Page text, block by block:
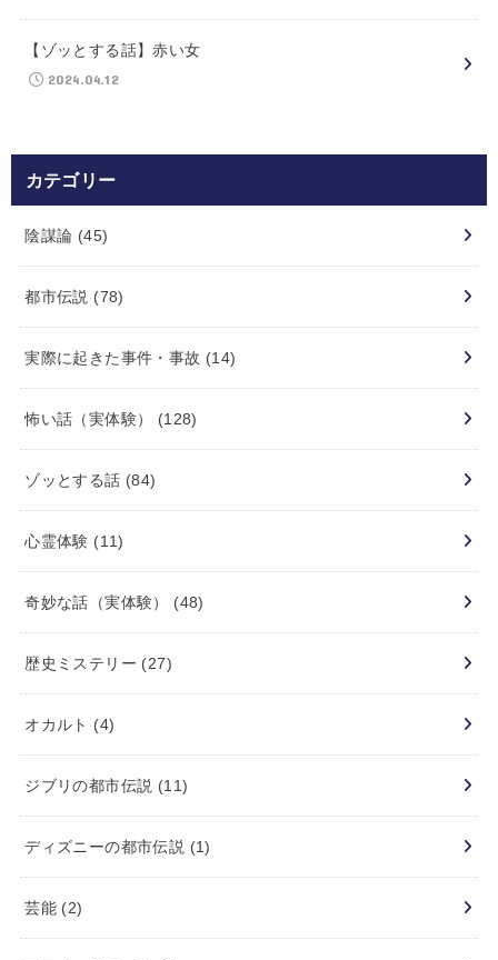
【ゾッとする話】赤い女
2024.04.12
カテゴリー
陰謀論 (45)
都市伝説 (78)
実際に起きた事件・事故 (14)
怖い話（実体験） (128)
ゾッとする話 (84)
心霊体験 (11)
奇妙な話（実体験） (48)
歴史ミステリー (27)
オカルト (4)
ジブリの都市伝説 (11)
ディズニーの都市伝説 (1)
芸能 (2)